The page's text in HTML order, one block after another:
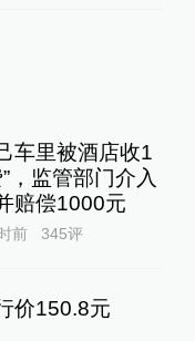
车里被酒店收1
，监管部门介入
赔偿1000元
前 345评
价150.8元